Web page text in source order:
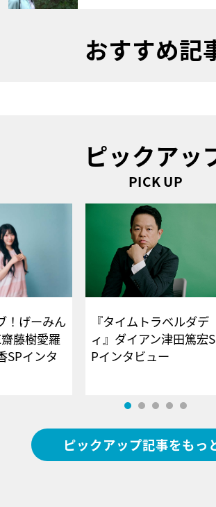
おすすめ記
ピックアッ
PICK UP
！げーみん
藤樹愛羅
SPインタ
『タイムトラベルダデ
ィ』ダイアン津田篤宏S
Pインタビュー
ピックアップ記事をもっ